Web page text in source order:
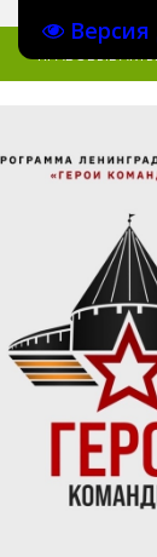
ПРАВОВЫЕ АКТЫ